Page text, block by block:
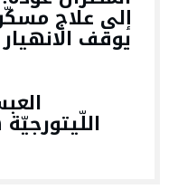
إلى علاج
يوقف الانهيار